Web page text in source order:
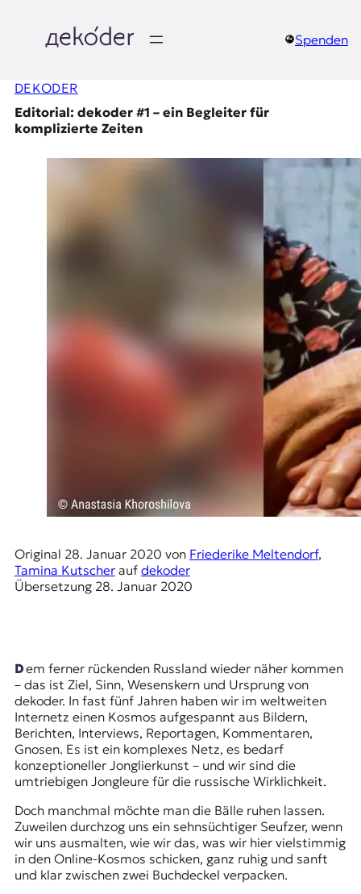
springen
e
k
W
i
J
u
r
n
a
s
m
u
s
u
Spenden
DEKODER
Editorial: dekoder #1 – ein Begleiter für
komplizierte Zeiten
Original 28. Januar 2020 von Friederike Meltendorf,
Tamina Kutscherauf dekoder
Übersetzung 28. Januar 2020
Dem ferner rückenden Russland wieder näher kommen
– das ist Ziel, Sinn, Wesenskern und Ursprung von
dekoder. In fast fünf Jahren haben wir im weltweiten
Internetz einen Kosmos aufgespannt aus Bildern,
Berichten, Interviews, Reportagen, Kommentaren,
Gnosen. Es ist ein komplexes Netz, es bedarf
konzeptioneller Jonglierkunst – und wir sind die
umtriebigen Jongleure für die russische Wirklichkeit.
Doch manchmal möchte man die Bälle ruhen lassen.
Zuweilen durchzog uns ein sehnsüchtiger Seufzer, wenn
wir uns ausmalten, wie wir das, was wir hier vielstimmig
in den Online-Kosmos schicken, ganz ruhig und sanft
und klar zwischen zwei Buchdeckel verpacken.